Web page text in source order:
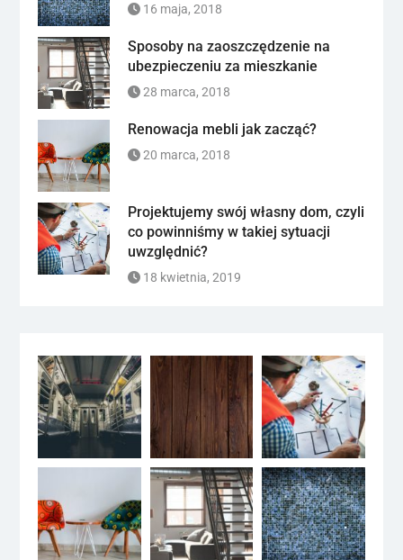
16 maja, 2018
Sposoby na zaoszczędzenie na
ubezpieczeniu za mieszkanie
28 marca, 2018
Renowacja mebli jak zacząć?
20 marca, 2018
Projektujemy swój własny dom, czyli
co powinniśmy w takiej sytuacji
uwzględnić?
18 kwietnia, 2019